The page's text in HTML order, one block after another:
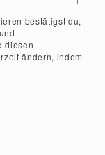
bestätigst du,
und
diesen
ändern, indem